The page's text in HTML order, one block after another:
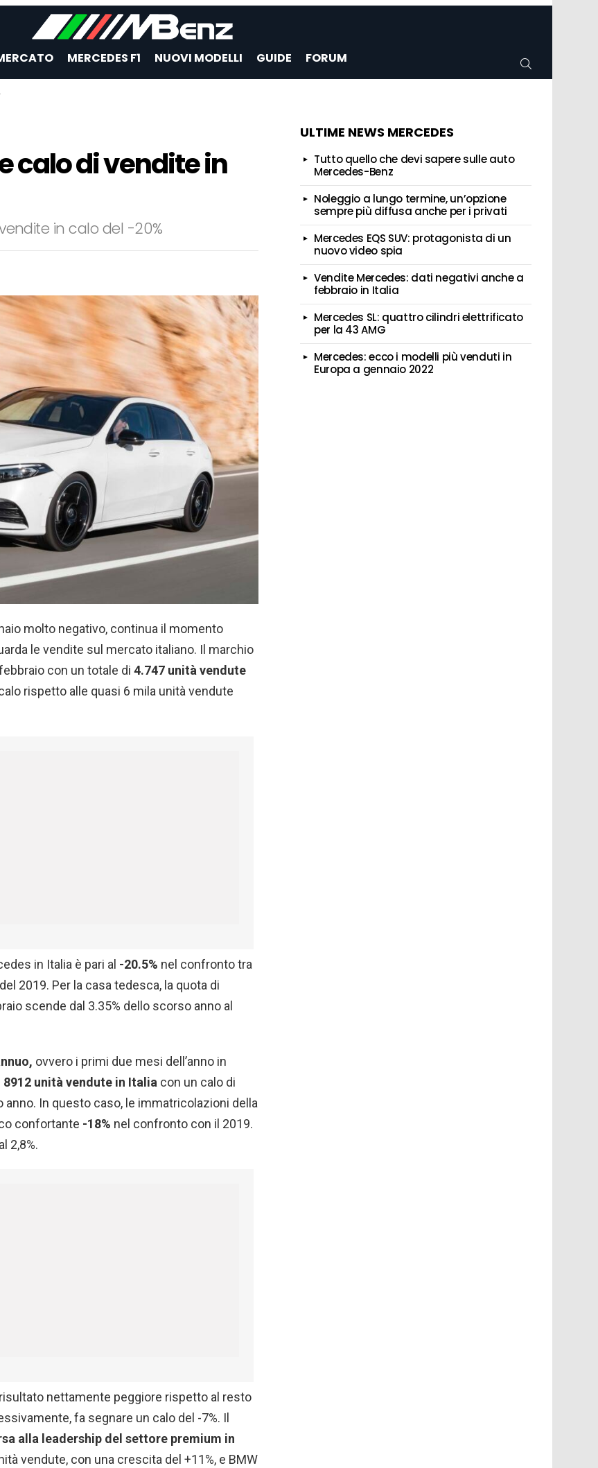
MERCEDES F1 NUOVI MODELLI GUIDE FORUM
calo di vendite in
in calo del -20%
molto negativo, continua il momento
le vendite sul mercato italiano. Il marchio
con un totale di 4.747 unità vendute
rispetto alle quasi 6 mila unità vendute
in Italia è pari al -20.5% nel confronto tra
2019. Per la casa tedesca, la quota di
scende dal 3.35% dello scorso anno al
ovvero i primi due mesi dell’anno in
8912 unità vendute in Italia con un calo di
In questo caso, le immatricolazioni della
confortante -18% nel confronto con il 2019.
2,8%.
nettamente peggiore rispetto al resto
fa segnare un calo del -7%. Il
alla leadership del settore premium in
vendute, con una crescita del +11%, e BMW
ULTIME NEWS MERCEDES
Tutto quello che devi sapere sulle auto
Mercedes-Benz
Noleggio a lungo termine, un’opzione
sempre più diffusa anche per i privati
Mercedes EQS SUV: protagonista di un
nuovo video spia
Vendite Mercedes: dati negativi anche a
febbraio in Italia
Mercedes SL: quattro cilindri elettrificato
per la 43 AMG
Mercedes: ecco i modelli più venduti in
Europa a gennaio 2022